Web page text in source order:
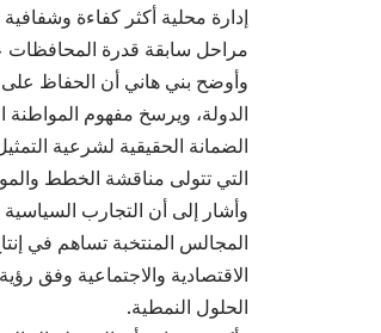
إدارة محلية أكثر كفاءة
مراحل سابقة قدرة المحافظات
وأوضح بني هاني أن الحفاظ
الدولة، ويرسخ مفهوم المواطنة
الضمانة الحقيقية لشرعية
التي تتولى مناقشة الخطط
وأشار إلى أن التجارب
المجالس المنتخبة تساهم في
الاقتصادية والاجتماعية وفق
الحلول النمطية.